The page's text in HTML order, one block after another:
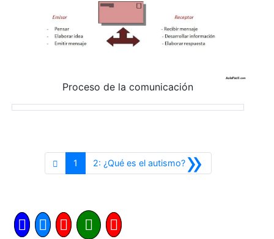
Proceso de la comunicación
1 »
2: ¿Qué es el autismo?Siguiente